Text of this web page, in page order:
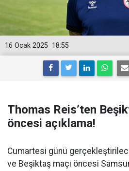
18:55
16 Ocak 2025
Thomas Reis’ten
öncesi açıklama!
Cumartesi günü
ve Beşiktaş maçı öncesi